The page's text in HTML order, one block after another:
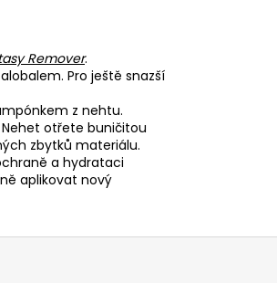
Remover.
Pro ještě snazší
z nehtu.
otřete buničitou
zbytků materiálu.
a hydrataci
aplikovat nový